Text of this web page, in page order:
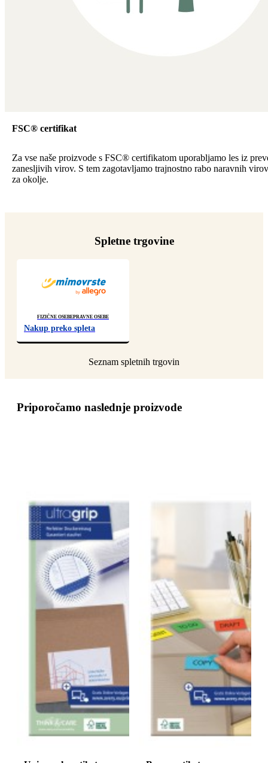
FSC® certifikat
Za vse naše proizvode s FSC® certifikatom uporabljamo les iz
zanesljivih virov. S tem zagotavljamo trajnostno rabo naravnih
za okolje.
Spletne trgovine
Fizične osebePravne osebe
Nakup preko spleta
Priporočamo naslednje proizvode